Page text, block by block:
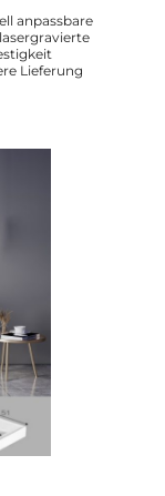
anpassbare
Lieferung